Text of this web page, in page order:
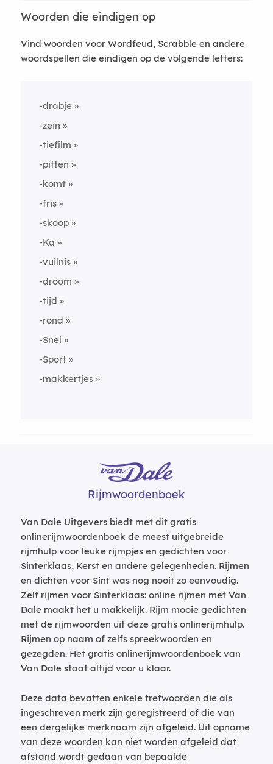
Woorden die eindigen op
Vind woorden voor Wordfeud, Scrabble en andere
woordspellen die eindigen op de volgende letters:
-drabje
-zein
-tiefilm
-pitten
-komt
-fris
-skoop
-Ka
-vuilnis
-droom
-tijd
-rond
-Snel
-Sport
-makkertjes
Rijmwoordenboek
Van Dale Uitgevers biedt met dit gratis
onlinerijmwoordenboek de meest uitgebreide
rijmhulp voor leuke rijmpjes en gedichten voor
Sinterklaas, Kerst en andere gelegenheden. Rijmen
en dichten voor Sint was nog nooit zo eenvoudig.
Zelf rijmen voor Sinterklaas: online rijmen met Van
Dale maakt het u makkelijk. Rijm mooie gedichten
met de rijmwoorden uit deze gratis onlinerijmhulp.
Rijmen op naam of zelfs spreekwoorden en
gezegden. Het gratis onlinerijmwoordenboek van
Van Dale staat altijd voor u klaar.
Deze data bevatten enkele trefwoorden die als
ingeschreven merk zijn geregistreerd of die van
een dergelijke merknaam zijn afgeleid. Uit opname
van deze woorden kan niet worden afgeleid dat
afstand wordt gedaan van bepaalde